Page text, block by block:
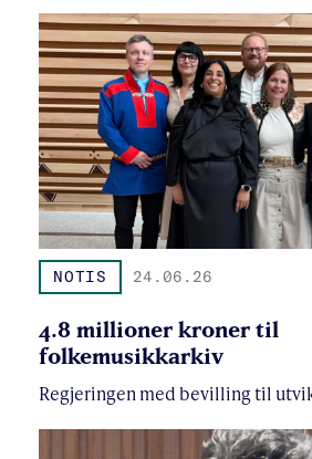
NOTIS 24.06.26
4.8 millioner kroner til
folkemusikkarkiv
Regjeringen med bevilling til